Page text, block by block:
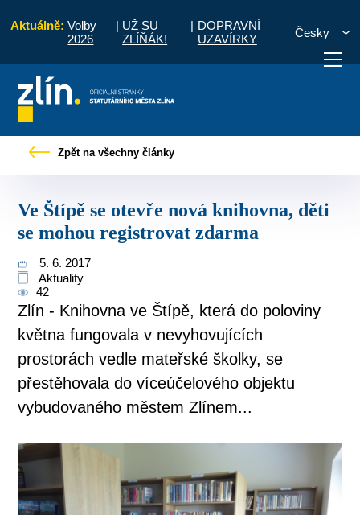
Aktuálně: Volby
2026
| UŽ SU
ZLÍŇÁK!
| DOPRAVNÍ
UZAVÍRKY
Česky
vyřídit Potřebuji zaplatit
Zpět na všechny články
Ve Štípě se otevře nová knihovna, děti
se mohou registrovat zdarma
5. 6. 2017
Aktuality
42
Zlín - Knihovna ve Štípě, která do poloviny
května fungovala v nevyhovujících
prostorách vedle mateřské školky, se
přestěhovala do víceúčelového objektu
vybudovaného městem Zlínem...